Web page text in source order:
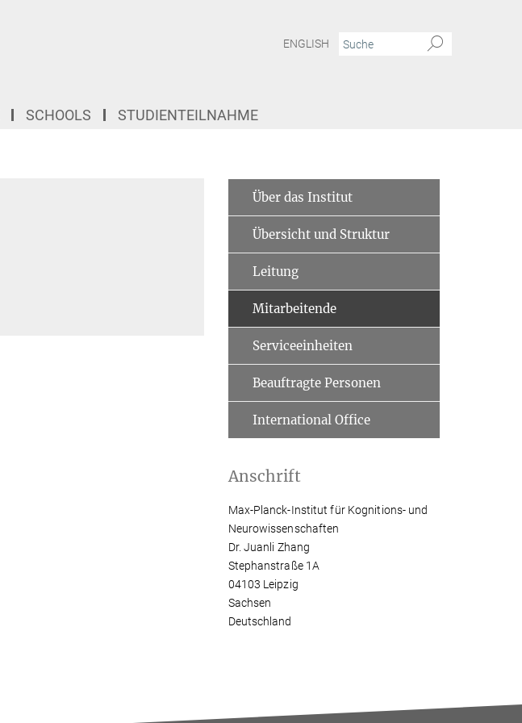
ENGLISH
SCHOOLS STUDIENTEILNAHME
Über das Institut
Übersicht und Struktur
Leitung
Mitarbeitende
Serviceeinheiten
Beauftragte Personen
International Office
Anschrift
Max-Planck-Institut für Kognitions- und
Neurowissenschaften
Dr. Juanli Zhang
Stephanstraße 1A
04103 Leipzig
Sachsen
Deutschland